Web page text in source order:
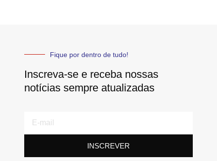
Fique por dentro de tudo!
Inscreva-se e receba nossas
notícias sempre atualizadas
INSCREVER